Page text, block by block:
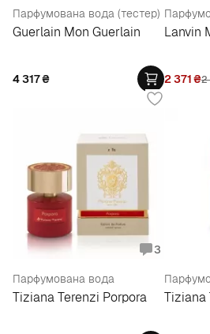
Парфумована вода (тестер)
Guerlain Mon Guerlain
4 317₴
Lanvin
2 371₴2
3
Парфумована вода
Tiziana Terenzi Porpora Tiziana